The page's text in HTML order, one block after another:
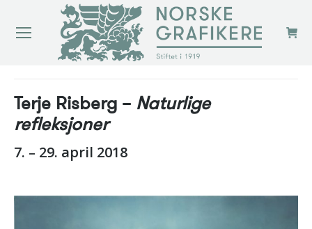
Terje Risberg – Naturlige
refleksjoner
7. – 29. april 2018